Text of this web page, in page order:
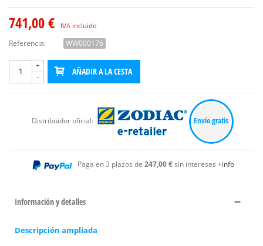
741,00 € IVA incluido
Referencia: WW000176
-
+
AÑADIR A LA CESTA
Distribuidor oficial: Envío gratis
Paga en 3 plazos de 247,00 €sin intereses +info
Información y detalles
Descripción ampliada